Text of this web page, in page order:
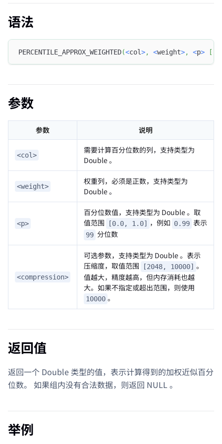
语法
PERCENTILE_APPROX_WEIGHTED(<col>, <weight>, <p> [
参数
参数 说明
<col>
需要计算百分位数的列，支持类型为
Double 。
<weight>
权重列，必须是正数，支持类型为
Double 。
<p>
百分位数值，支持类型为 Double 。取
值范围
[0.0, 1.0] ，例如 0.99 表示
99 分位数
<compression>
可选参数，支持类型为 Double 。表示
压缩度，取值范围
[2048, 10000] 。
值越大，精度越高，但内存消耗也越
大。如果不指定或超出范围，则使用
10000 。
返回值
返回一个 Double 类型的值，表示计算得到的加权近似百分
位数。 如果组内没有合法数据，则返回 NULL 。
举例